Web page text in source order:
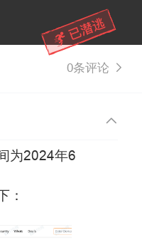
0条评论
为2024年6
：